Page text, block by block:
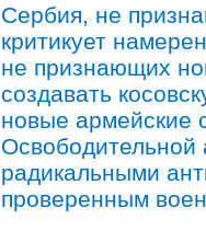
Сербия, не
критикует
не признающих
создавать
новые армейские
Освободительной
радикальными
проверенным